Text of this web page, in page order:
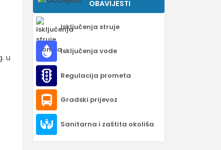
u
OBAVIJESTI
Isključenja struje
Isključenja vode
Regulacija prometa
Gradski prijevoz
Sanitarna i zaštita okoliša